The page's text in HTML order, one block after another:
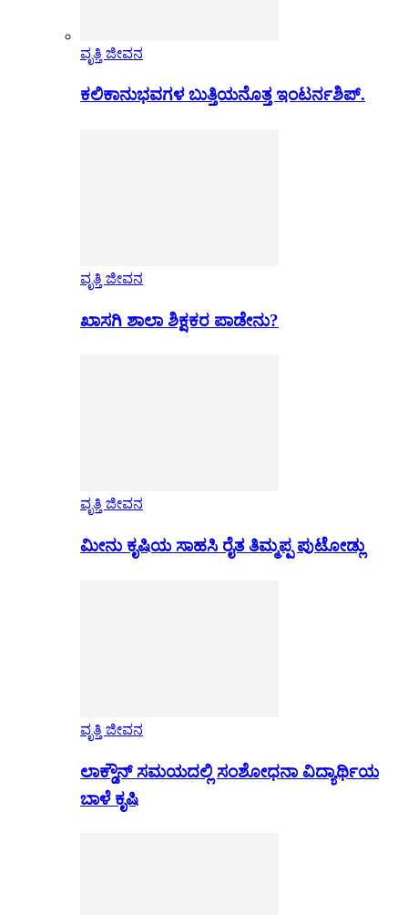
ವೃತ್ತಿ ಜೀವನ
ಕಲಿಕಾನುಭವಗಳ ಬುತ್ತಿಯನೊತ್ತ ಇಂಟರ್ನಶಿಪ್.
ವೃತ್ತಿ ಜೀವನ
ಖಾಸಗಿ ಶಾಲಾ ಶಿಕ್ಷಕರ ಪಾಡೇನು?
ವೃತ್ತಿ ಜೀವನ
ಮೀನು ಕೃಷಿಯ ಸಾಹಸಿ ರೈತ ತಿಮ್ಮಪ್ಪ ಪುಟೋಡ್ಲು
ವೃತ್ತಿ ಜೀವನ
ಲಾಕ್ಡೌನ್ ಸಮಯದಲ್ಲಿ ಸಂಶೋಧನಾ ವಿದ್ಯಾರ್ಥಿಯ
ಬಾಳೆ ಕೃಷಿ